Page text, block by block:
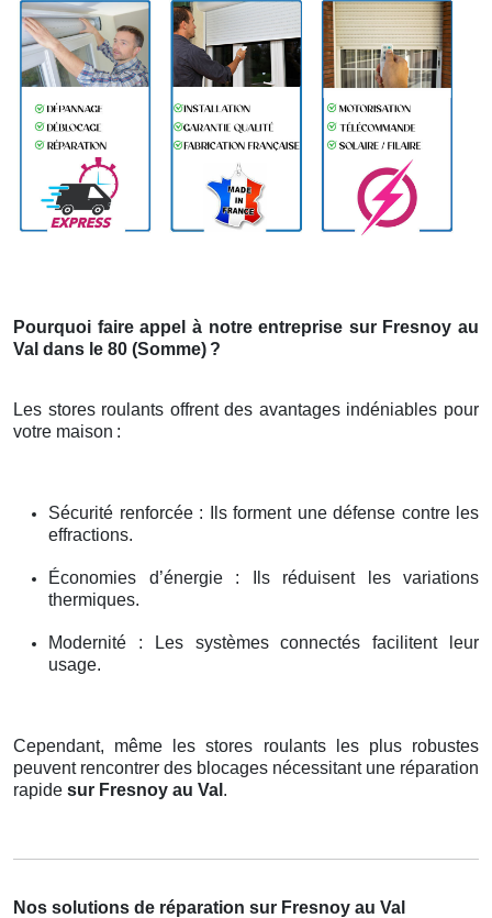
Pourquoi faire appel à notre entreprise sur Fresnoy au
Val dans le 80 (Somme) ?
Les stores roulants offrent des avantages indéniables pour
votre maison :
Sécurité renforcée : Ils forment une défense contre les
effractions.
Économies d’énergie : Ils réduisent les variations
thermiques.
Modernité : Les systèmes connectés facilitent leur
usage.
Cependant, même les stores roulants les plus robustes
peuvent rencontrer des blocages nécessitant une réparation
rapide sur Fresnoy au Val .
Nos solutions de réparation sur Fresnoy au Val